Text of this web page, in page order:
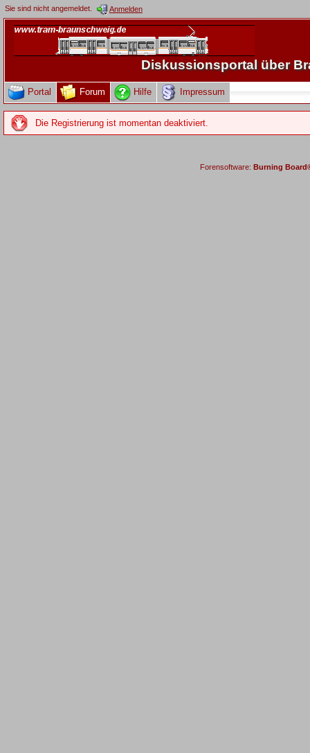
Sie sind nicht angemeldet. Anmelden
Diskussionsportal über
Portal Forum Hilfe Impressum
Die Registrierung ist momentan deaktiviert.
Forensoftware: Burning